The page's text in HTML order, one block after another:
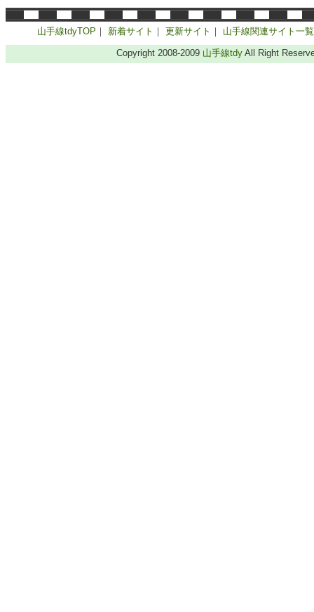
山手線tdyTOP ｜ 新着サイト ｜ 更新サイト ｜ 山手線関連サイト一覧
Copyright 2008-2009 山手線tdyAll Right